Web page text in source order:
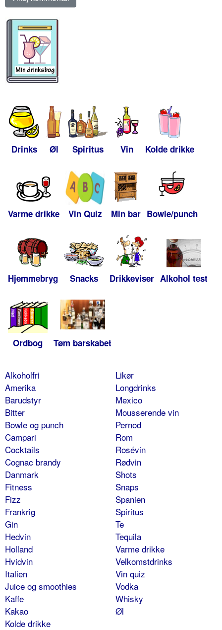
Drinks Øl Spiritus Vin Kolde drikke
Varme drikke Vin Quiz Min bar Bowle/punch
Hjemmebryg Snacks Drikkeviser Alkohol test
Ordbog Tøm barskabet
Alkoholfri
Amerika
Barudstyr
Bitter
Bowle og punch
Campari
Cocktails
Cognac brandy
Danmark
Fitness
Fizz
Frankrig
Gin
Hedvin
Holland
Hvidvin
Italien
Juice og smoothies
Kaffe
Kakao
Kolde drikke
Likør
Longdrinks
Mexico
Mousserende vin
Pernod
Rom
Rosévin
Rødvin
Shots
Snaps
Spanien
Spiritus
Te
Tequila
Varme drikke
Velkomstdrinks
Vin quiz
Vodka
Whisky
Øl